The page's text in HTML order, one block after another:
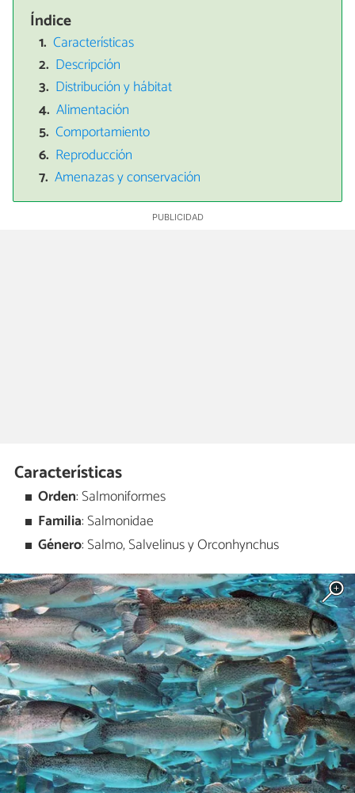
Índice
Características
Descripción
Distribución y hábitat
Alimentación
Comportamiento
Reproducción
Amenazas y conservación
Características
Orden: Salmoniformes
Familia: Salmonidae
Género: Salmo, Salvelinus y Orconhynchus